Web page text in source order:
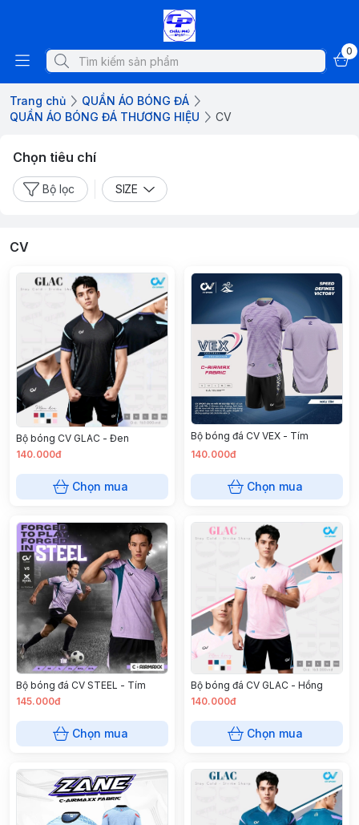
0
Trang chủ
QUẦN ÁO BÓNG ĐÁ
QUẦN ÁO BÓNG ĐÁ THƯƠNG HIỆU
CV
Chọn tiêu chí
Bộ lọc SIZE
CV
Bộ bóng CV GLAC - Đen
140.000đ
Chọn mua
Bộ bóng đá CV VEX - Tím
140.000đ
Chọn mua
Bộ bóng đá CV STEEL - Tím
145.000đ
Chọn mua
Bộ bóng đá CV GLAC - Hồng
140.000đ
Chọn mua